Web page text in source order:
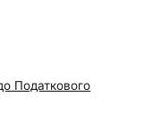
Податкового